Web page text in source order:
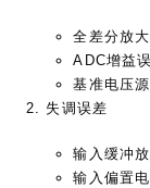
全差分放
ADC增益
基准电压
失调误差
输入缓冲
输入偏置